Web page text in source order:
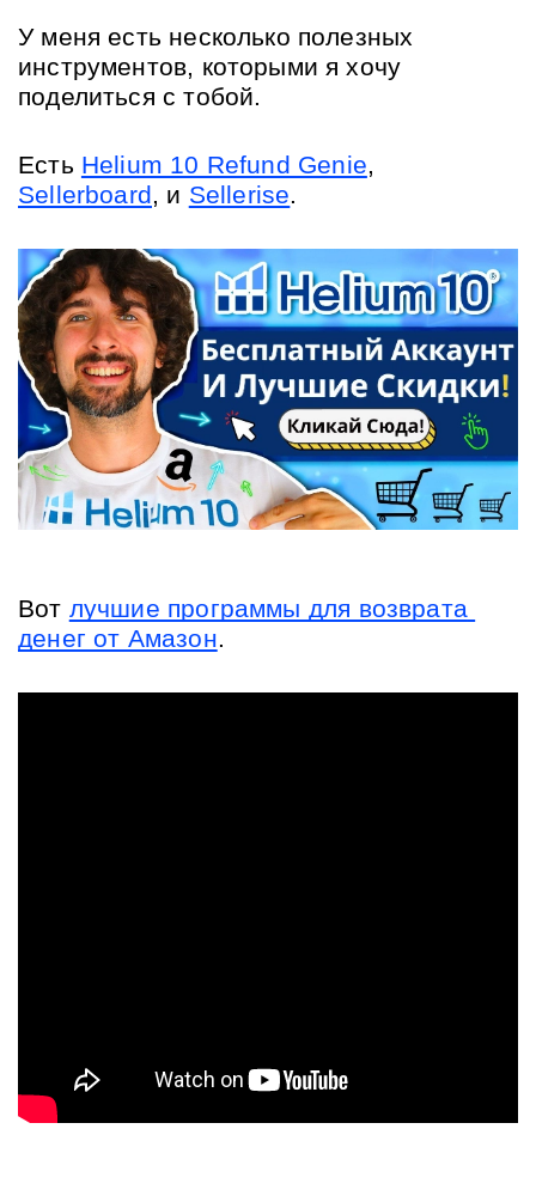
У меня есть несколько полезных
инструментов, которыми я хочу
поделиться с тобой.
Есть Helium 10 Refund Genie
Sellerboard, и Sellerise.
Вот лучшие программы для возврата
денег от Амазон.